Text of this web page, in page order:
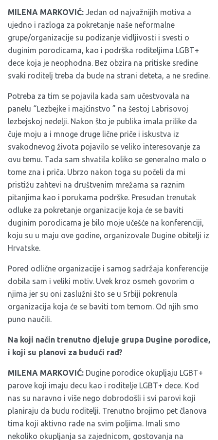
MILENA MARKOVIĆ: Jedan od najvažnijih motiva a
ujedno i razloga za pokretanje naše neformalne
grupe/organizacije su podizanje vidljivosti i svesti o
duginim porodicama, kao i podrška roditeljima LGBT+
dece koja je neophodna. Bez obzira na pritiske sredine
svaki roditelj treba da bude na strani deteta, a ne sredine.
Potreba za tim se pojavila kada sam učestvovala na
panelu “Lezbejke i majčinstvo ” na šestoj Labrisovoj
lezbejskoj nedelji. Nakon što je publika imala prilike da
čuje moju a i mnoge druge lične priče i iskustva iz
svakodnevog života pojavilo se veliko interesovanje za
ovu temu. Tada sam shvatila koliko se generalno malo o
tome zna i priča. Ubrzo nakon toga su počeli da mi
pristižu zahtevi na društvenim mrežama sa raznim
pitanjima kao i porukama podrške. Presudan trenutak
odluke za pokretanje organizacije koja će se baviti
duginim porodicama je bilo moje učešće na konferenciji,
koju su u maju ove godine, organizovale Dugine obitelji iz
Hrvatske.
Pored odlične organizacije i samog sadržaja konferencije
dobila sam i veliki motiv. Uvek kroz osmeh govorim o
njima jer su oni zaslužni što se u Srbiji pokrenula
organizacija koja će se baviti tom temom. Od njih smo
puno naučili.
Na koji način trenutno djeluje grupa Dugine porodice,
i koji su planovi za budući rad?
MILENA MARKOVIĆ: Dugine porodice okupljaju LGBT+
parove koji imaju decu kao i roditelje LGBT+ dece. Kod
nas su naravno i više nego dobrodošli i svi parovi koji
planiraju da budu roditelji. Trenutno brojimo pet članova
tima koji aktivno rade na svim poljima. Imali smo
nekoliko okupljanja sa zajednicom, gostovanja na